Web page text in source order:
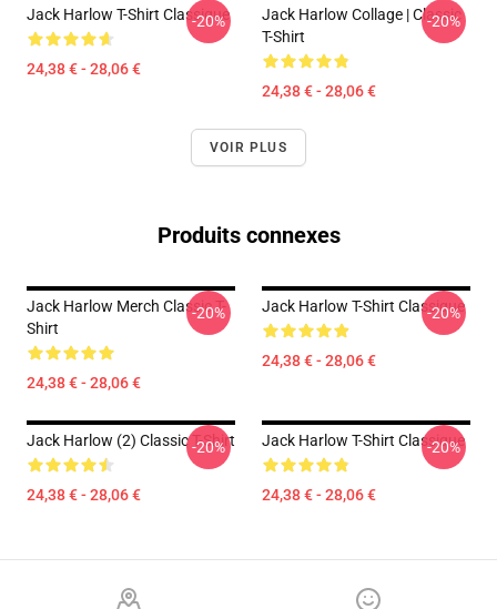
Jack Harlow T-Shirt Classique
24,38 € - 28,06 €
-20%
Jack Harlow Collage | Classic
T-Shirt
24,38 € - 28,06 €
-20%
VOIR PLUS
Produits connexes
Jack Harlow Merch Classic T-
Shirt
24,38 € - 28,06 €
-20% Jack Harlow T-Shirt Classique
24,38 € - 28,06 €
-20%
Jack Harlow (2) Classic T-Shirt
24,38 € - 28,06 €
-20% Jack Harlow T-Shirt Classique
24,38 € - 28,06 €
-20%